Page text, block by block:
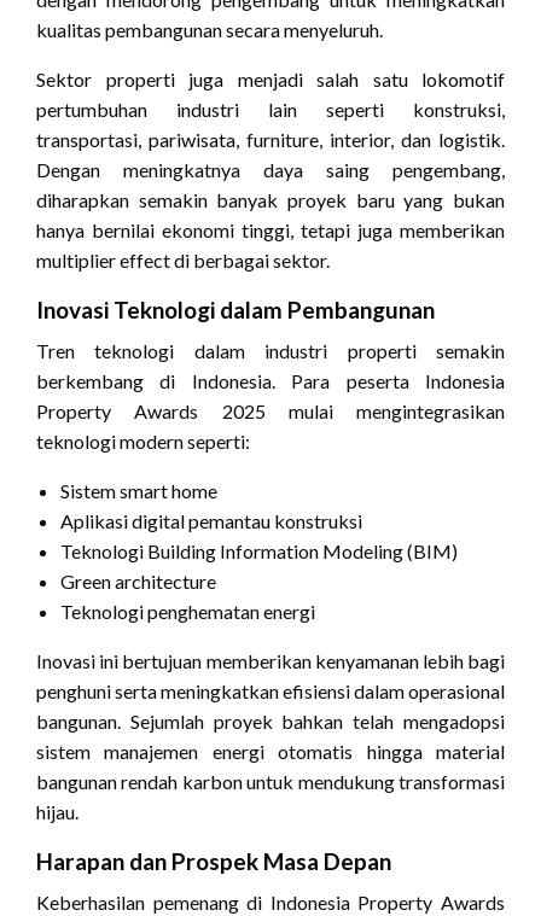
kualitas pembangunan secara menyeluruh.
Sektor properti juga menjadi salah satu lokomotif
pertumbuhan industri lain seperti konstruksi,
transportasi, pariwisata, furniture, interior, dan logistik.
Dengan meningkatnya daya saing pengembang,
diharapkan semakin banyak proyek baru yang bukan
hanya bernilai ekonomi tinggi, tetapi juga memberikan
multiplier effect di berbagai sektor.
Inovasi Teknologi dalam Pembangunan
Tren teknologi dalam industri properti semakin
berkembang di Indonesia. Para peserta Indonesia
Property Awards 2025 mulai mengintegrasikan
teknologi modern seperti:
Sistem smart home
Aplikasi digital pemantau konstruksi
Teknologi Building Information Modeling (BIM)
Green architecture
Teknologi penghematan energi
Inovasi ini bertujuan memberikan kenyamanan lebih bagi
penghuni serta meningkatkan efisiensi dalam operasional
bangunan. Sejumlah proyek bahkan telah mengadopsi
sistem manajemen energi otomatis hingga material
bangunan rendah karbon untuk mendukung transformasi
hijau.
Harapan dan Prospek Masa Depan
Keberhasilan pemenang di Indonesia Property Awards